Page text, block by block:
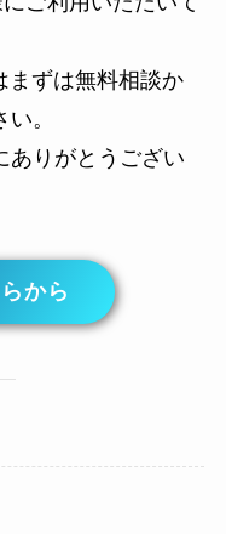
まずは無料相談か
。
ありがとうござい
から